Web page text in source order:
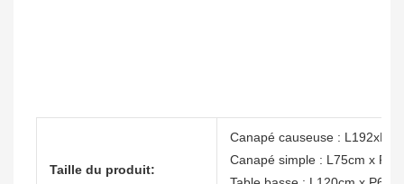
Taille du produit:
Canapé causeuse :
Canapé simple : L75cm x